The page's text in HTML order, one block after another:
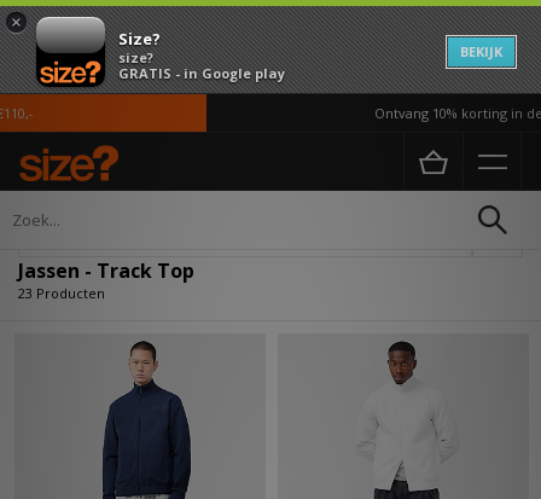
×
Size?
size?
GRATIS - in Google play
BEKIJK
Ontvang 10% korting in de
Home Heren
Jassen - Track Top
23 Producten